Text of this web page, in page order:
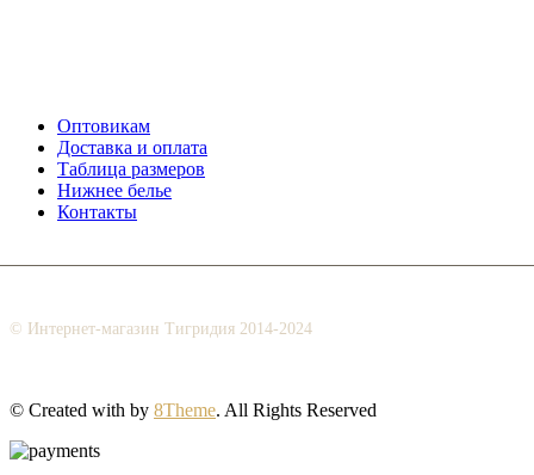
Оптовикам
Доставка и оплата
Таблица размеров
Нижнее белье
Контакты
© Интернет-магазин Тигридия 2014-2024
© Created with by 8Theme. All Rights Reserved